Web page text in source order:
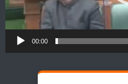
00:00